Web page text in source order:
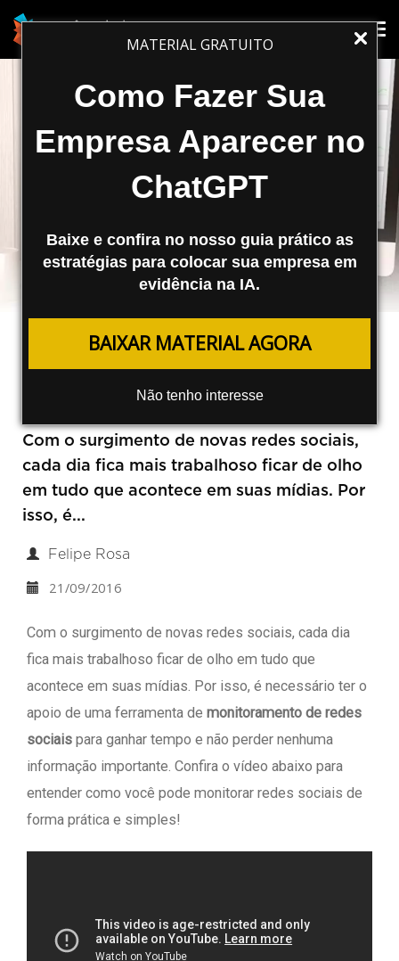
MATERIAL GRATUITO
Como Fazer Sua
Empresa Aparecer no
ChatGPT
Baixe e confira no nosso guia prático as
estratégias para colocar sua empresa em
evidência na IA.
BAIXAR MATERIAL AGORA
Não tenho interesse
Cyfe: Ferramenta de
Monitoramento de Redes Sociais
Com o surgimento de novas redes sociais,
cada dia fica mais trabalhoso ficar de olho
em tudo que acontece em suas mídias. Por
isso, é...
Felipe Rosa
21/09/2016
Com o surgimento de novas redes sociais, cada dia
fica mais trabalhoso ficar de olho em tudo que
acontece em suas mídias. Por isso, é necessário ter o
apoio de uma ferramenta de monitoramento de redes
sociais para ganhar tempo e não perder nenhuma
informação importante. Confira o vídeo abaixo para
entender como você pode monitorar redes sociais de
forma prática e simples!